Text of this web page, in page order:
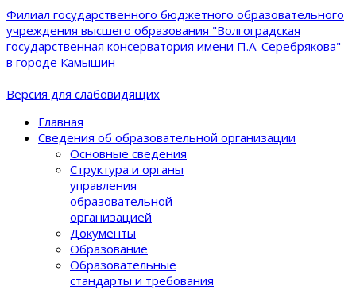
Филиал государственного бюджетного образовательного
учреждения высшего образования "Волгоградская
государственная консерватория имени П.А. Серебрякова"
в городе Камышин
Версия для слабовидящих
Главная
Сведения об образовательной организации
Основные сведения
Структура и органы
управления
образовательной
организацией
Документы
Образование
Образовательные
стандарты и требования